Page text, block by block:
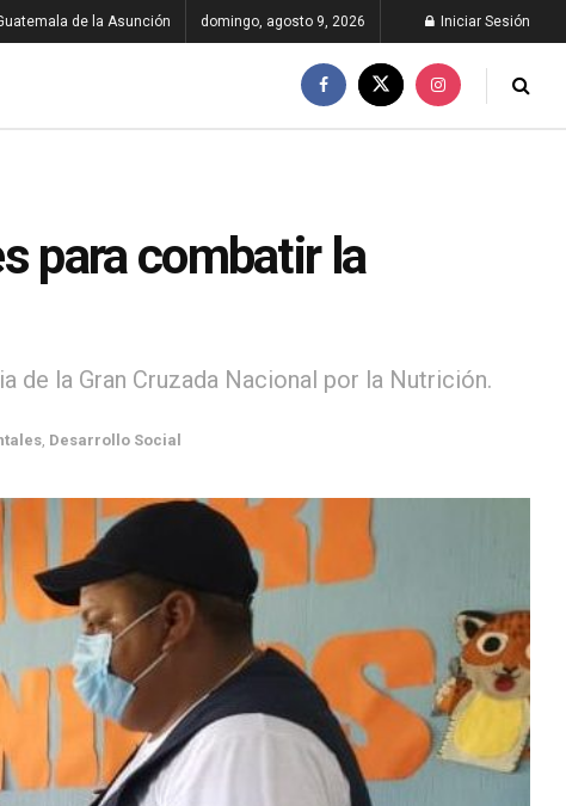
de la Asunción domingo, agosto 9, 2026 Iniciar Sesión
para combatir la
de la Gran Cruzada Nacional por la Nutrición.
Desarrollo Social